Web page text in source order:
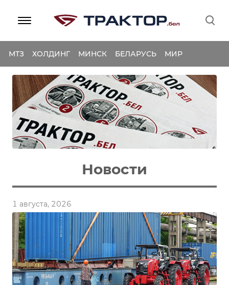
МТЗ ХОЛДИНГ МИНСК БЕЛАРУСЬ МИР
Новости
1 августа, 2026